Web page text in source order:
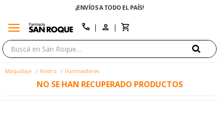
¡ENVÍOS A TODO EL PAÍS!
menu call
Maquillaje Rostro Iluminadores
NO SE HAN RECUPERADO PRODUCTOS
close